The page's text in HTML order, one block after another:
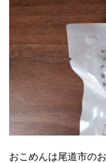
おこめんは尾道市の